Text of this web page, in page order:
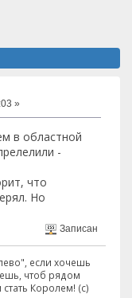
»
в областной
-
что
Но
Записан
если хочешь
чтоб рядом
Королем! (с)